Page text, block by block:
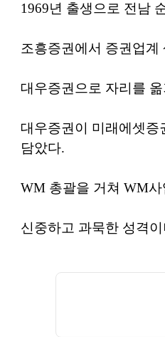
1969년 출생으로 전남
조흥증권에서 증권업계
대우증권으로 자리를
대우증권이 미래에셋
담았다.
WM 총괄을 거쳐 WM
신중하고 과묵한 성격